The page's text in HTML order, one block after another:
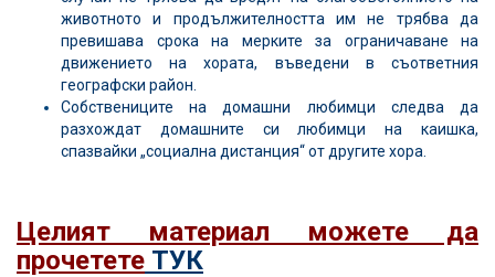
животното и продължителността им не трябва да
превишава срока на мерките за ограничаване на
движението на хората, въведени в съответния
географски район.
Собствениците на домашни любимци следва да
разхождат домашните си любимци на каишка,
спазвайки „социална дистанция“ от другите хора.
Целият материал можете да
прочетете ТУК